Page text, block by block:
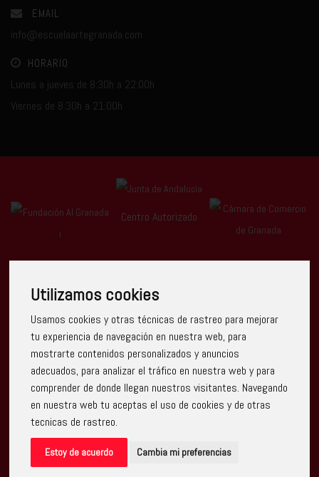
Utilizamos cookies
Usamos cookies y otras técnicas de rastreo para mejorar
tu experiencia de navegación en nuestra web, para
mostrarte contenidos personalizados y anuncios
adecuados, para analizar el tráfico en nuestra web y para
comprender de donde llegan nuestros visitantes. Navegando
en nuestra web tu aceptas el uso de cookies y de otras
tecnicas de rastreo.
Estoy de acuerdo Cambia mi preferencias
EMAIL
info@escuelaartegranada.com
HORARIO
Lunes a jueves de 8:30h a 22:00h
Viernes de 8:30h a 21:00h
Centro Autorizado
Escuela Arte Granada ha recibido una ayuda de la Unión
Europea con cargo al Programa Operativo FEDER de Andalucía
2014-2020, financiada como parte de la respuesta de la Unión
a la pandemia de COVID-19 (REACT-UE), para compensar el
sobrecoste energético de gas natural y/o electricidad a pymes
y autónomos especialmente afectados por el incremento de
los precios del gas natural y la electricidad provocados por el
impacto de la guerra de agresión de Rusia contra Ucrania.